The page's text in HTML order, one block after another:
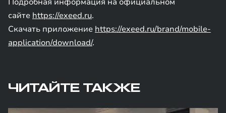
сайте https://exeed.ru.
Скачать приложение https://exeed.ru/brand/mobile-
application/download/.
ЧИТАЙТЕ ТАКЖЕ